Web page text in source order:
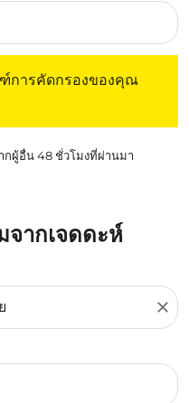
การคัดกรองของคุณ
กผู้อื่น 48 ชั่วโมงที่ผ่านมา
จากเจดดะห์
close